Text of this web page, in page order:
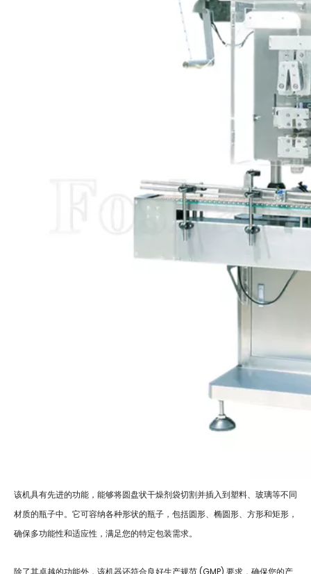
该机具有先进的功能，能够将圆盘状干燥剂袋切割并插入到塑料、玻璃等不同
材质的瓶子中。它可容纳各种形状的瓶子，包括圆形、椭圆形、方形和矩形，
确保多功能性和适应性，满足您的特定包装需求。
除了其卓越的功能外，该机器还符合良好生产规范 (GMP) 要求，确保您的产